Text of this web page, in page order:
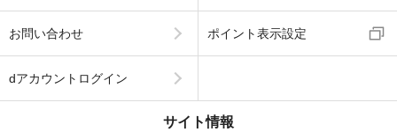
お問い合わせ ポイント表示設定
dアカウントログイン
サイト情報